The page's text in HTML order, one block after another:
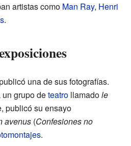
artistas como Man Ray, Henri
.
una de sus fotografías.
grupo deteatro llamadole
publicó su ensayo
avenus (Confesiones no
.